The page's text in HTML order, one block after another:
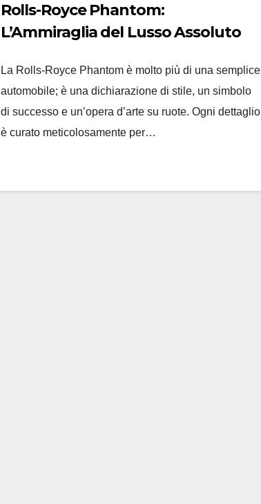
Rolls-Royce Phantom:
L’Ammiraglia del Lusso Assoluto
La Rolls-Royce Phantom è molto più di una semplice
automobile; è una dichiarazione di stile, un simbolo
di successo e un’opera d’arte su ruote. Ogni dettaglio
è curato meticolosamente per…